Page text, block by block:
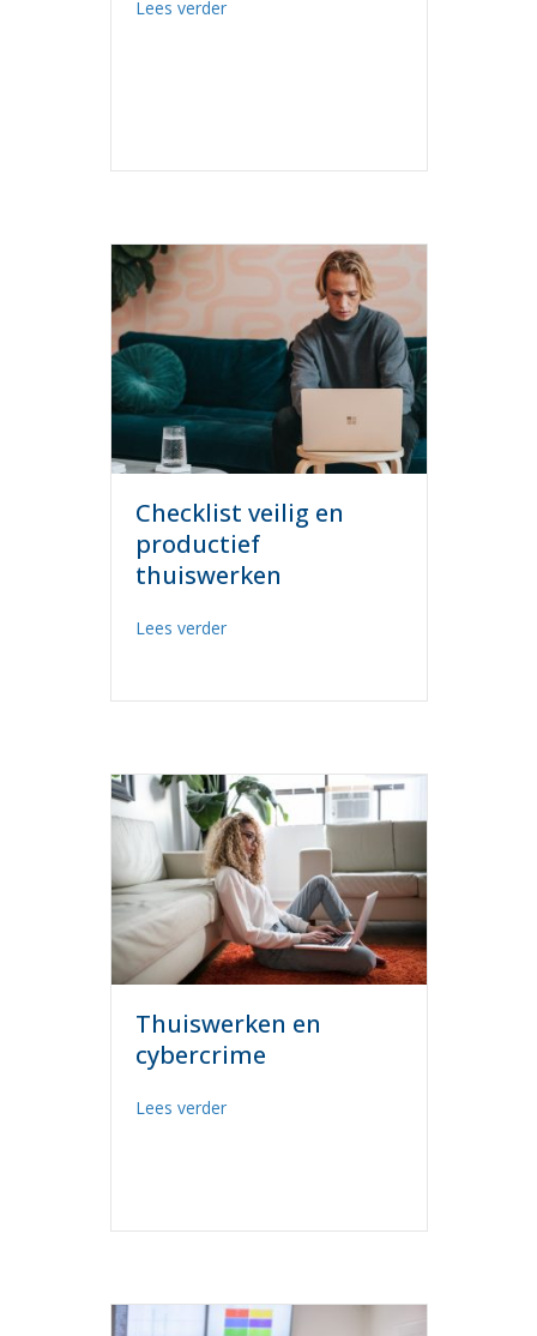
Lees verderabout Belangrijk: Microsoft 365 back-up
Checklist veilig en
productief
thuiswerken
Lees verderabout Checklist veilig en productief
Thuiswerken en
cybercrime
Lees verderabout Thuiswerken en cybercrime